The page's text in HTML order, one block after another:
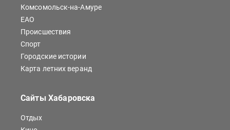
Комсомольск-на-Амуре
ЕАО
Происшествия
Спорт
Городские истории
Карта летних веранд
Сайты Хабаровска
Отдых